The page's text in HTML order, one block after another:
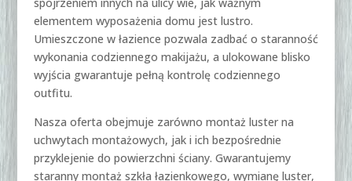
spojrzeniem innych na ulicy wie, jak ważnym
elementem wyposażenia domu jest lustro.
Umieszczone w łazience pozwala zadbać o staranność
wykonania codziennego makijażu, a ulokowane blisko
wyjścia gwarantuje pełną kontrolę codziennego
outfitu.
Nasza oferta obejmuje zarówno montaż luster na
uchwytach montażowych, jak i ich bezpośrednie
przyklejenie do powierzchni ściany. Gwarantujemy
staranny montaż szkła łazienkowego, wymianę luster,